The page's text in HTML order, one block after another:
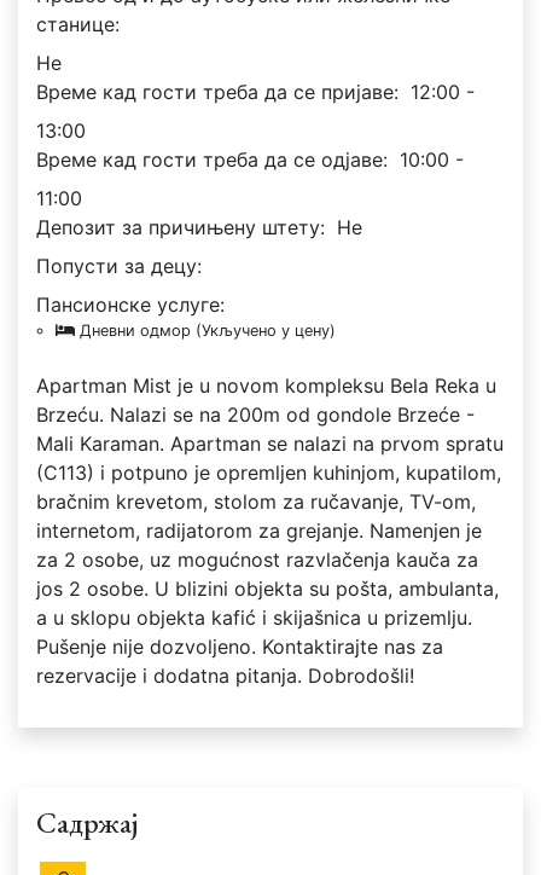
станице:
Не
Време кад гости треба да се пријаве: 12:00 -
13:00
Време кад гости треба да се одјаве: 10:00 -
11:00
Депозит за причињену штету: Не
Попусти за децу:
Пансионске услуге:
Дневни одмор (Укључено у цену)
Apartman Mist je u novom kompleksu Bela Reka u
Brzeću. Nalazi se na 200m od gondole Brzeće -
Mali Karaman. Apartman se nalazi na prvom spratu
(C113) i potpuno je opremljen kuhinjom, kupatilom,
bračnim krevetom, stolom za ručavanje, TV-om,
internetom, radijatorom za grejanje. Namenjen je
za 2 osobe, uz mogućnost razvlačenja kauča za
jos 2 osobe. U blizini objekta su pošta, ambulanta,
a u sklopu objekta kafić i skijašnica u prizemlju.
Pušenje nije dozvoljeno. Kontaktirajte nas za
rezervacije i dodatna pitanja. Dobrodošli!
Садржај